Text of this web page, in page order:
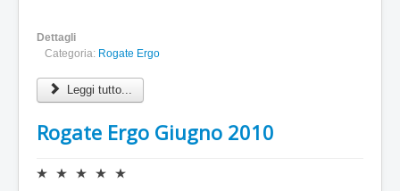
eDettagli
Categoria: Rogate Ergo
Leggi tutto...
Rogate Ergo Giugno 2010
V